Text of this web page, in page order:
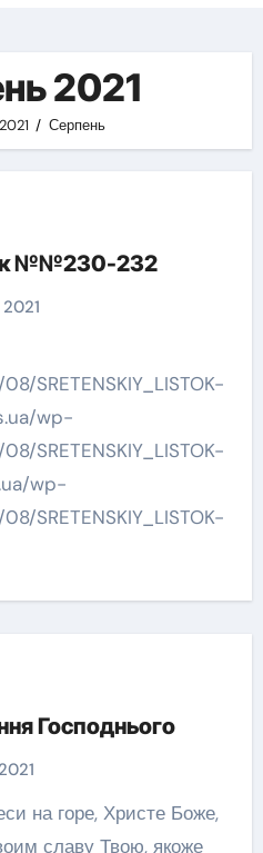
2021
2021 Серпень
№№230-232
SRETENSKIY_LISTOK-
wp-
SRETENSKIY_LISTOK-
wp-
SRETENSKIY_LISTOK-
Господнього
славу Твою, якоже